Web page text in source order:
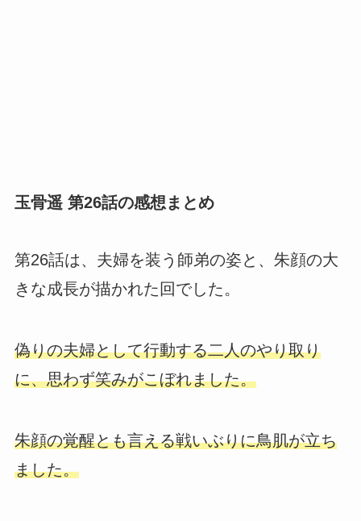
玉骨遥 第26話の感想まとめ
第26話は、夫婦を装う師弟の姿と、朱顔の大
きな成長が描かれた回でした。
偽りの夫婦として行動する二人のやり取り
に、思わず笑みがこぼれました。
朱顔の覚醒とも言える戦いぶりに鳥肌が立ち
ました。